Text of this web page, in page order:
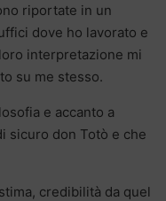
riportate in un
dove ho lavorato e
interpretazione mi
su me stesso.
e accanto a
sicuro don Totò e che
credibilità da quel